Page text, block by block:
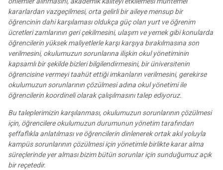
kararlardan vazgeçilmesi, orta gelirli bir aileye mensup bir
öğrencinin dahi karşılaması oldukça güç olan yurt ve öğrenim
ücretleri zamlarının geri çekilmesini, ulaşım ve yemek gibi konularda
öğrencilerin yüksek maliyetlerle karşı karşıya bırakılmasına son
verilmesini, okulumuzun sorunlarına ilişkin okul yönetiminin
kapsamlı bir şekilde bizleri bilgilendirmesini, bir üniversitenin
öğrencisine vermeyi taahüt ettiği imkanların verilmesini, gerekirse
okulumuzun sorunlarının çözülmesi adına okul yönetimi ile
öğrencilerin koordineli olarak çalışılmasını talep ediyoruz.
Bu taleplerimizin karşılanması, okulumuzun sorunlarının çözülmesi
için, öğrencilere okulumuzun durumunun yönetim tarafından
şeffaflıkla anlatılması ve öğrencilerin dinlenerek ortak akıl yoluyla
kampüs sorunlarının çözülmesi için yönetimle birlikte karar alma
süreçlerinde yer alması bizim bütün sorunlar için sunduğumuz açık
bir reçetedir.